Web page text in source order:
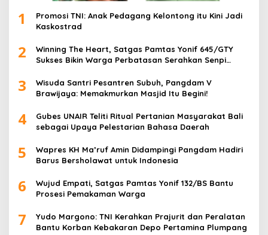
1
Promosi TNI: Anak Pedagang Kelontong itu Kini Jadi
Kaskostrad
2
Winning The Heart, Satgas Pamtas Yonif 645/GTY
Sukses Bikin Warga Perbatasan Serahkan Senpi
3
Wisuda Santri Pesantren Subuh, Pangdam V
Brawijaya: Memakmurkan Masjid Itu Begini!
4
Gubes UNAIR Teliti Ritual Pertanian Masyarakat Bali
sebagai Upaya Pelestarian Bahasa Daerah
5
Wapres KH Ma’ruf Amin Didampingi Pangdam Hadiri
Barus Bersholawat untuk Indonesia
6
Wujud Empati, Satgas Pamtas Yonif 132/BS Bantu
Prosesi Pemakaman Warga
7
Yudo Margono: TNI Kerahkan Prajurit dan Peralatan
Bantu Korban Kebakaran Depo Pertamina Plumpang